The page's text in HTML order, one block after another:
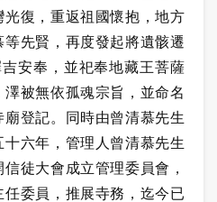
復，重返祖國懷抱，地方
先賢，再度發起將遺骸遷
安奉，並祀奉地藏王菩薩
被無依孤魂宗旨，並命名
登記。同時由曾清慕先生
六年，管理人曾清慕先生
徒大會成立管理委員會，
委員，推展寺務，迄今已